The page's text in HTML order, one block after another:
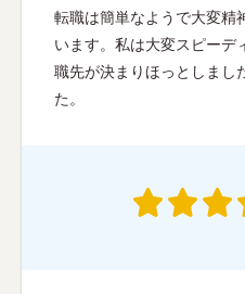
転職は簡単なようで大変精
います。私は大変スピーデ
職先が決まりほっとしまし
た。